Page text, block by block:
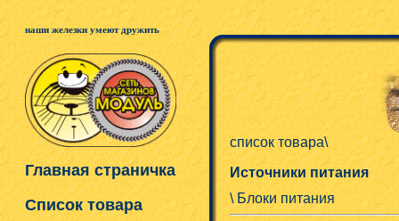
наши железки умеют дружить
Главная страничка
Список товара
список товара\
Источники питания
\ Блоки питания